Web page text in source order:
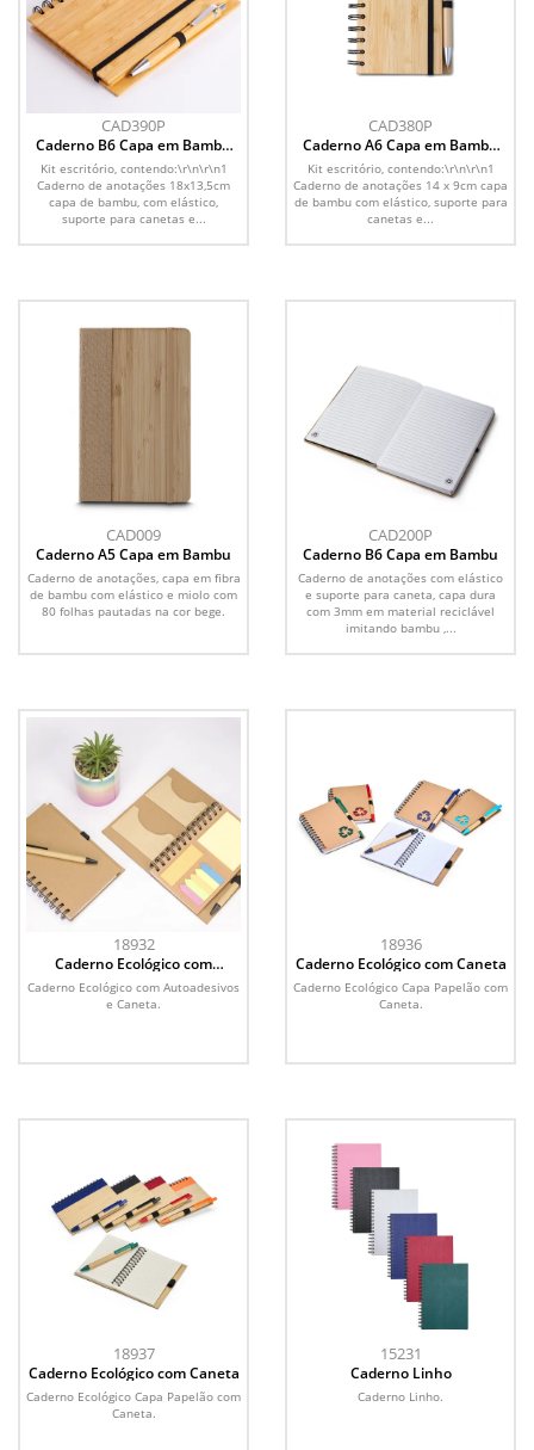
CAD390P
Caderno B6 Capa em Bambu
com caneta (18x13cm)
Kit escritório, contendo:\r\n\r\n1
Caderno de anotações 18x13,5cm
capa de bambu, com elástico,
suporte para canetas e...
CAD380P
Caderno A6 Capa em Bambu
com caneta (14x09cm)
Kit escritório, contendo:\r\n\r\n1
Caderno de anotações 14 x 9cm capa
de bambu com elástico, suporte para
canetas e...
CAD009
Caderno A5 Capa em Bambu
Caderno de anotações, capa em fibra
de bambu com elástico e miolo com
80 folhas pautadas na cor bege.
CAD200P
Caderno B6 Capa em Bambu
Caderno de anotações com elástico
e suporte para caneta, capa dura
com 3mm em material reciclável
imitando bambu ,...
18932
Caderno Ecológico com
Autoadesivos e Caneta
Caderno Ecológico com Autoadesivos
e Caneta.
18936
Caderno Ecológico com Caneta
Caderno Ecológico Capa Papelão com
Caneta.
18937
Caderno Ecológico com Caneta
Caderno Ecológico Capa Papelão com
Caneta.
15231
Caderno Linho
Caderno Linho.